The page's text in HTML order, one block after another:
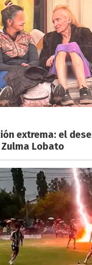
extrema: el
Lobato